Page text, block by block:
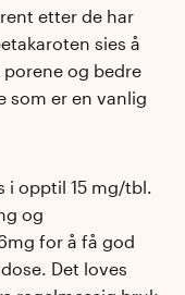
etter de har
sies å
og bedre
som er en vanlig
i opptil 15 mg/tbl.
og
for å få god
Det loves